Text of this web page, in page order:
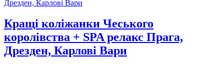
Кращі коліжанки Чеського
королівства + SPA релакс Прага,
Дрезден, Карлові Вари